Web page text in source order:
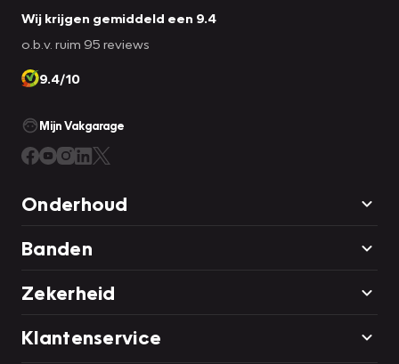
Wij krijgen gemiddeld een 9.4
o.b.v. ruim 95 reviews
9.4/10
Mijn Vakgarage
Onderhoud
Banden
Zekerheid
Klantenservice